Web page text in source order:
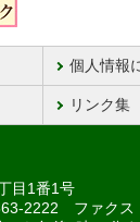
個人情報
リンク集
目1番1号
2222 ファクス